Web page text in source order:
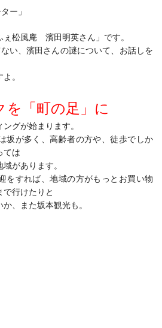
ー」
松風庵 濱田明英さん」です。
い、濱田さんの謎について、お話しを
。
「町の足」に
グが始まります。
が多く、高齢者の方や、徒歩でしか
ては
があります。
をすれば、地域の方がもっとお買い物
行けたりと
、また坂本観光も。